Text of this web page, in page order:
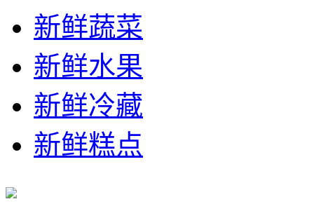
新鲜蔬菜
新鲜水果
新鲜冷藏
新鲜糕点